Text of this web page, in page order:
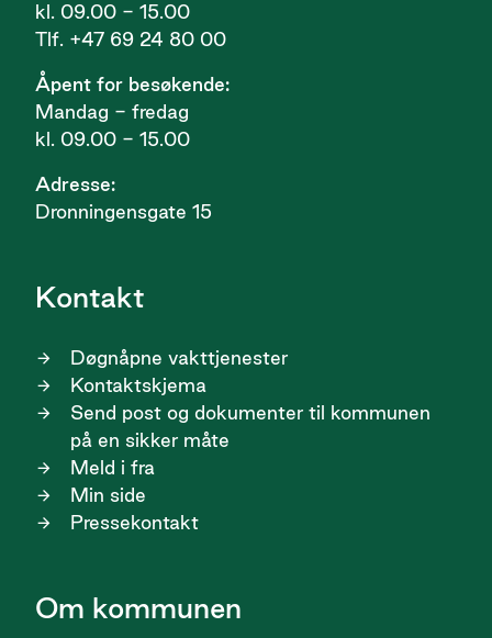
kl. 09.00 - 15.00
Tlf. +47 69 24 80 00
Åpent for besøkende:
Mandag - fredag
kl. 09.00 - 15.00
Adresse:
Dronningensgate 15
Kontakt
Døgnåpne vakttjenester
Kontaktskjema
Send post og dokumenter til kommunen
på en sikker måte
Meld i fra
Min side
Pressekontakt
Om kommunen